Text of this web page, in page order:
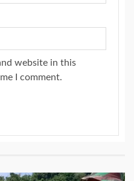
website in this
I comment.